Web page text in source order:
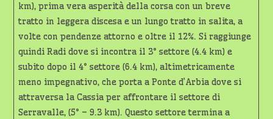
km), prima vera asperità della corsa con un breve
tratto in leggera discesa e un lungo tratto in salita, a
volte con pendenze attorno e oltre il 12%. Si raggiunge
quindi Radi dove si incontra il 3° settore (4.4 km) e
subito dopo il 4° settore (6.4 km), altimetricamente
meno impegnativo, che porta a Ponte d’Arbia dove si
attraversa la Cassia per affrontare il settore di
Serravalle, (5° – 9.3 km). Questo settore termina a